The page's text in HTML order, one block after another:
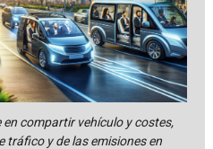
compartir vehículo y costes,
tráfico y de las emisiones en